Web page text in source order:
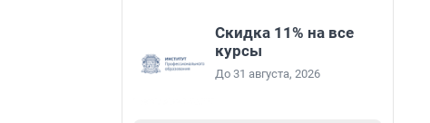
Скидка 11% на все
курсы
До 31 августа, 2026